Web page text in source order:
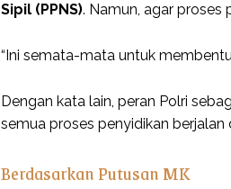
Sipil (PPNS). Namun, agar proses
“Ini semata-mata untuk
Dengan kata lain, peran Polri
semua proses penyidikan
Berdasarkan Putusan MK